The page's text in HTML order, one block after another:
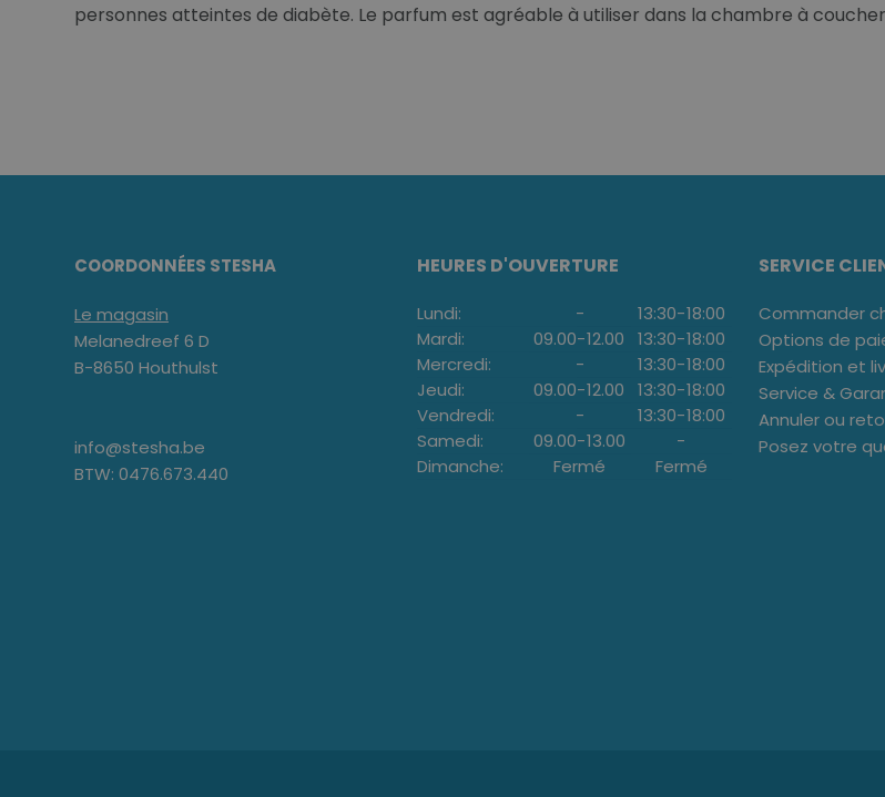
personnes atteintes de diabète. Le parfum est agréable à utiliser dans la chambre à
COORDONNÉES STESHA
Le magasin
Melanedreef 6 D
B-8650 Houthulst
info@stesha.be
BTW: 0476.673.440
HEURES D'OUVERTURE
Lundi: - 13:30-18:00
Mardi:
09.00-12.00 13:30-18:00
Mercredi:
- 13:30-18:00
Jeudi:
09.00-12.00 13:30-18:00
Vendredi:
- 13:30-18:00
Samedi:
09.00-13.00
-
Dimanche:
Fermé Fermé
SERVICE
Commander
Options de
Expédition et
Service &
Annuler ou
Posez votre